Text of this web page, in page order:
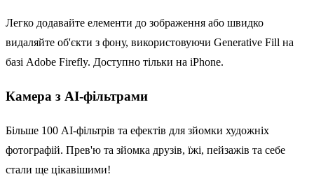
Легко додавайте елементи до зображення або швидко
видаляйте об'єкти з фону, використовуючи Generative Fill на
базі Adobe Firefly. Доступно тільки на iPhone.
Камера з AI-фільтрами
Більше 100 AI-фільтрів та ефектів для зйомки художніх
фотографій. Прев'ю та зйомка друзів, їжі, пейзажів та себе
стали ще цікавішими!